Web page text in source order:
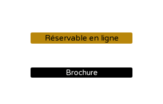
Réservable en ligne
Brochure